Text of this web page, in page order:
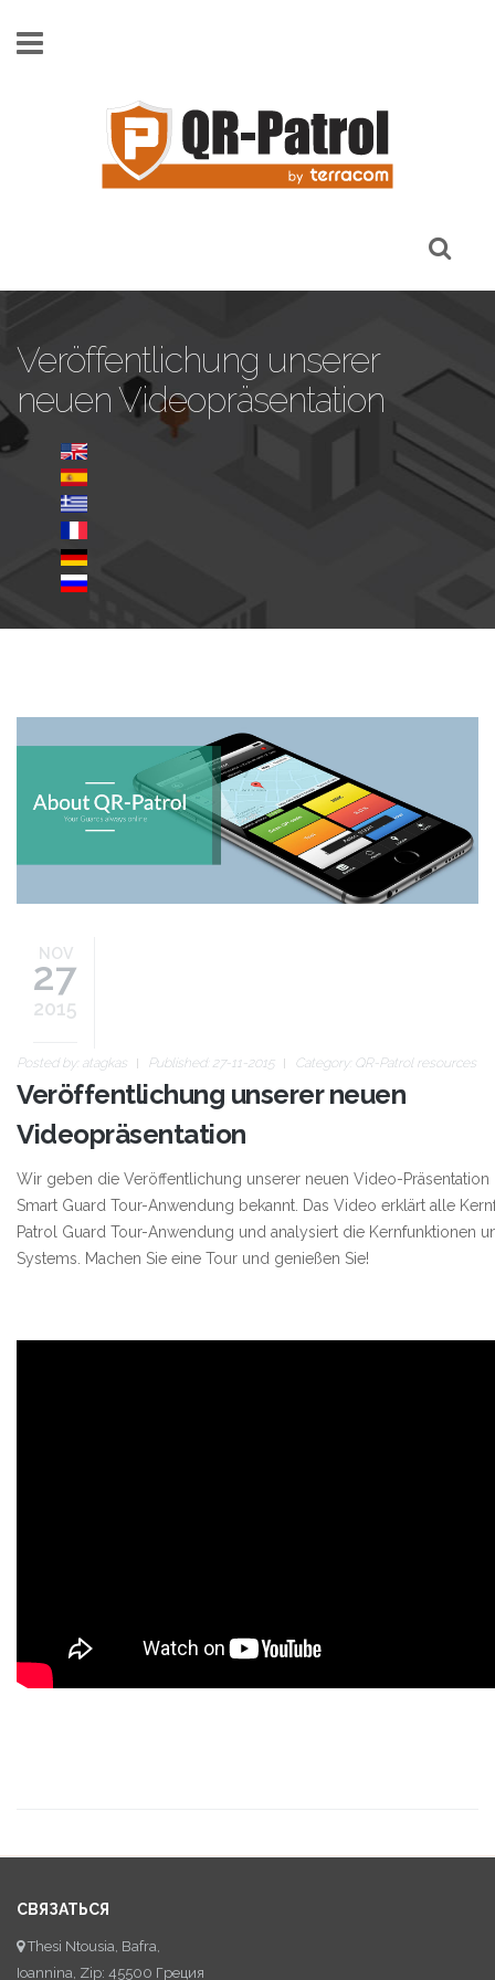
Veröffentlichung unserer
neuen Videopräsentation
blog-image-7.jpg
NOV
27
2015
Posted by: atagkas Published: 27-11-2015 Category: QR-Patrol resources
Veröffentlichung unserer neuen
Videopräsentation
Wir geben die Veröffentlichung unserer neuen Video-Präsentation
Smart Guard Tour-Anwendung bekannt. Das Video erklärt alle
Patrol Guard Tour-Anwendung und analysiert die Kernfunktionen
Systems. Machen Sie eine Tour und genießen Sie!
СВЯЗАТЬСЯ
Thesi Ntousia, Bafra,
Ioannina, Zip: 45500 Греция